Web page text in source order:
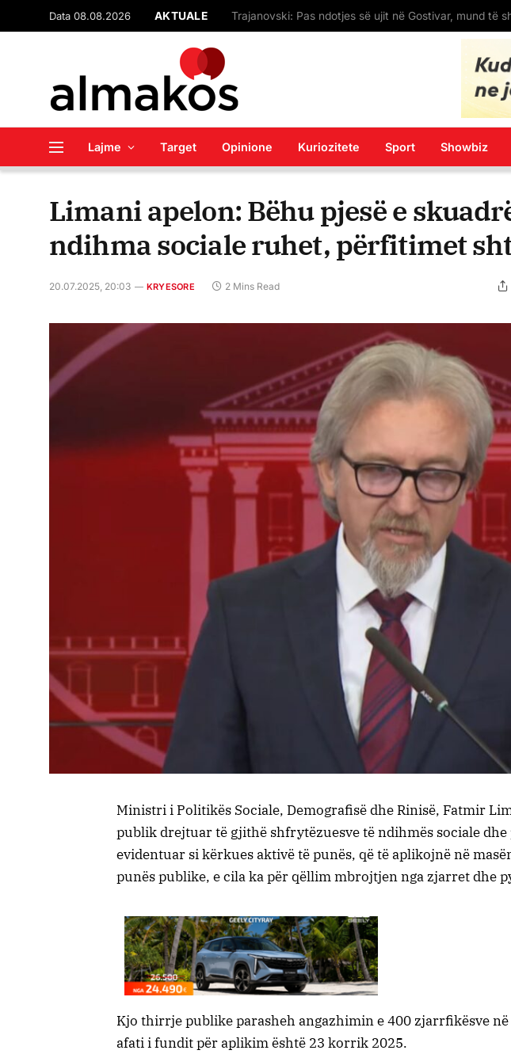
Data 08.08.2026 AKTUALE
Lajme Target Opinione Kuriozitete Sport Showbiz
Limani apelon: Bëhu pjesë e
ndihma sociale ruhet, përfitimet
20.07.2025, 20:03 KRYESORE 2 Mins Read
Ministri i Politikës Sociale, Demografisë dhe Rinisë, Fatmir
publik drejtuar të gjithë shfrytëzuesve të ndihmës sociale dhe
evidentuar si kërkues aktivë të punës, që të aplikojnë në
punës publike, e cila ka për qëllim mbrojtjen nga zjarret dhe
Kjo thirrje publike parasheh angazhimin e 400 zjarrfikësve
afati i fundit për aplikim është 23 korrik 2025.